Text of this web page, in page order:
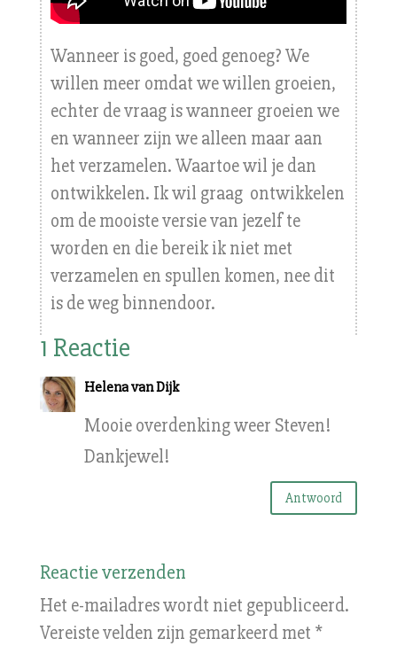
Wanneer is goed, goed genoeg? We
willen meer omdat we willen groeien,
echter de vraag is wanneer groeien we
en wanneer zijn we alleen maar aan
het verzamelen. Waartoe wil je dan
ontwikkelen. Ik wil graag ontwikkelen
om de mooiste versie van jezelf te
worden en die bereik ik niet met
verzamelen en spullen komen, nee dit
is de weg binnendoor.
1 Reactie
Helena van Dijk
Mooie overdenking weer Steven!
Dankjewel!
Antwoord
Reactie verzenden
Het e-mailadres wordt niet gepubliceerd.
Vereiste velden zijn gemarkeerd met *